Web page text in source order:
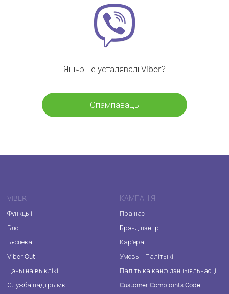
Яшчэ не ўсталявалі Viber?
Спампаваць
VIBER
Функцыі
Блог
Бяспека
Viber Out
Цэны на выклікі
Служба падтрымкі
КАМПАНІЯ
Пра нас
Брэнд-цэнтр
Кар'ера
Умовы і Палітыкі
Палітыка канфідэнцыяльнасці
Customer Complaints Code